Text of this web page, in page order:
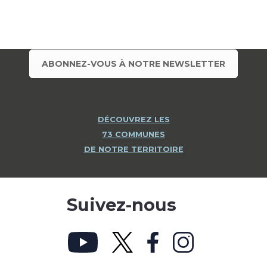
ABONNEZ-VOUS À NOTRE NEWSLETTER
DÉCOUVREZ LES
73 COMMUNES
DE NOTRE TERRITOIRE
Suivez-nous